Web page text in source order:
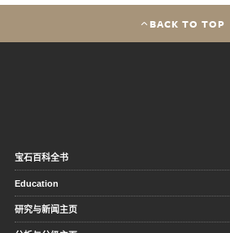
BACK TO TOP
宝石百科全书
Education
研究与新闻主页